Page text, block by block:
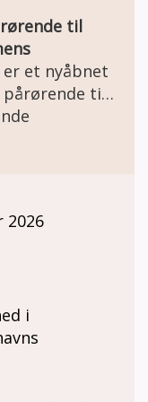
til
et nyåbnet
til
fællesskab
mænd kan
madlavning,
en kop kaffe.
er mændene
ting er dog
og plads
hver onsdag
2026
i